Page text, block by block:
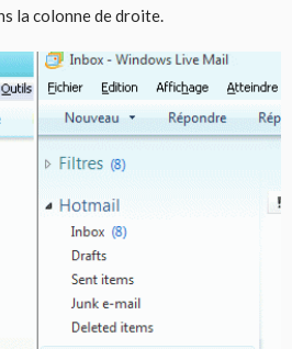
la colonne de droite.